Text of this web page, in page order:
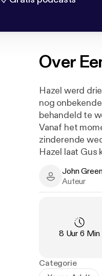
Over
Hazel werd
nog
behandeld te
Vanaf het
zinderende
Hazel laat Gus
besluiten ze
kunnen
geen
'The Fault In
John Green -
John
Auteur
Duur:
8 Uur 6 Min
Categorie